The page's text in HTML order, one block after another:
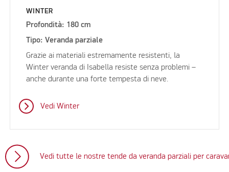
WINTER
Profondità: 180 cm
Tipo: Veranda parziale
Grazie ai materiali estremamente resistenti, la
Winter veranda di Isabella resiste senza problemi –
anche durante una forte tempesta di neve.
Vedi Winter
Vedi tutte le nostre tende da veranda parziali per